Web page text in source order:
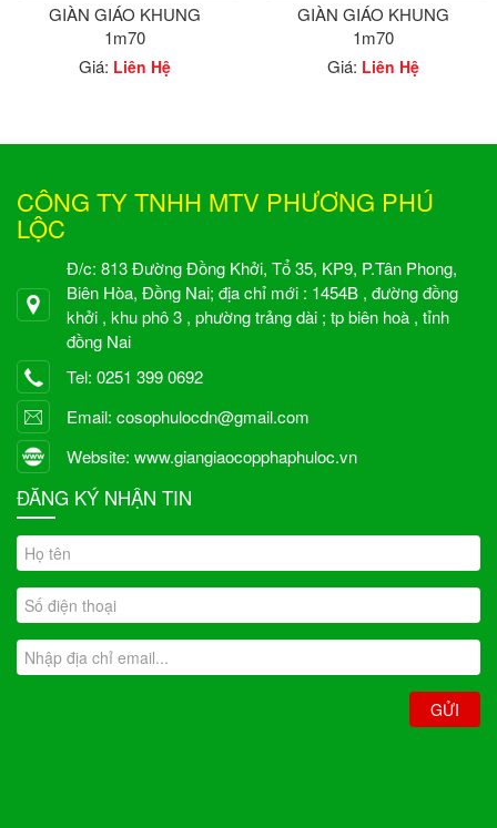
GIÀN GIÁO KHUNG
1m70
Giá: Liên Hệ
GIÀN GIÁO KHUNG
1m70
Giá: Liên Hệ
CÔNG TY TNHH MTV PHƯƠNG PHÚ
LỘC
Đ/c: 813 Đường Đồng Khởi, Tổ 35, KP9, P.Tân Phong,
Biên Hòa, Đồng Nai; địa chỉ mới : 1454B , đường đồng
khởi , khu phô 3 , phường trảng dài ; tp biên hoà , tỉnh
đồng Nai
Tel: 0251 399 0692
Email: cosophulocdn@gmail.com
Website: www.giangiaocopphaphuloc.vn
ĐĂNG KÝ NHẬN TIN
GỬI